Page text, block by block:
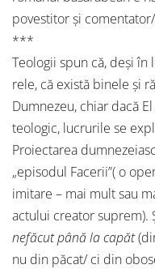
povestitor şi
***
Teologii spun că, deşi
rele, că există binele şi
Dumnezeu, chiar dacă
teologic, lucrurile se
Proiectarea
„episodul Facerii”( o
imitare – mai mult sau
actului creator suprem).
nefăcut până la capăt
nu din păcat/ ci din